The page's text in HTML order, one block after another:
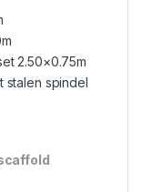
2.50×0.75m
stalen spindel